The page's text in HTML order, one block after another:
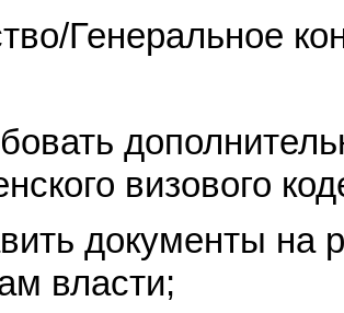
Генеральное
визового
документы на
власти;